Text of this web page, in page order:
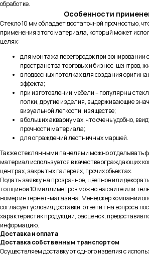
обработке.
Особенности
Стекло 10 мм обладает достаточной прочностью,
применения этого материала, который может
целях:
для монтажа перегородок при зонировании
пространства торговых и бизнес-центров,
в подвесных потолках для создания
эффекта;
при изготовлении мебели – популярны
полки, другие изделия, выдерживающие
визуальной легкости, изяществе;
в больших аквариумах, что очень удобно,
прочности материала;
для ограждений лестничных маршей.
Также стеклянными панелями можно отделывать
материал используется в качестве ограждающих
центрах, закрытых галереях, прочих объектах.
Подать заявку на прозрачное, цветное или
толщиной 10 миллиметров можно на сайте или
номер интернет-магазина. Менеджер компании
согласует условия доставки, ответит на вопросы
характеристик продукции, расценок, предоставив
информацию.
Доставка и оплата
Доставка собственным транспортом
Осуществляем доставку от одного изделия с